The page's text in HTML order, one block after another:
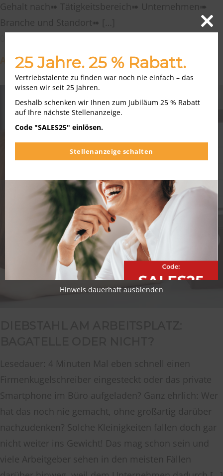
Gehalt nach➠ Tätigkeitsbereich➠ Unternehmen➠
Branche und Standort➠ […]
Artikel lesen
Lesedauer: 4 Minuten Mal eben schnell einen
Firmenkugelschreiber eingesteckt oder das private
Smartphone im Büro aufgeladen? Ganz ehrlich: Wer
hat das noch nie gemacht, ohne großartig darüber
nachzudenken? Solche Kleinigkeiten fallen doch gar
nicht weiter ins Gewicht! Das mag schon sein und
viele Arbeitgeber sehen in den meisten Fällen
Close
25 Jahre. 25 % Rabatt.
Vertriebstalente zu finden war noch nie einfach – das
wissen wir seit 25 Jahren.
Deshalb schenken wir Ihnen zum Jubiläum 25 % Rabatt
auf Ihre nächste Stellenanzeige.
Code "SALES25" einlösen.
Stellenanzeige schalten
Hinweis dauerhaft ausblenden